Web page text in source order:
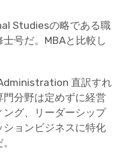
Studiesの略である職
号だ。MBAと比較し
直訳すれ
分野は定めずに経営
グ、リーダーシップ
ョンビジネスに特化